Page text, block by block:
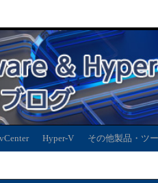
vCenter Hyper-V その他製品・ツ